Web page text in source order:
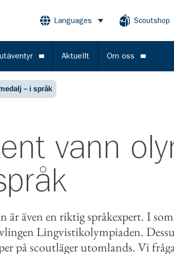
Languages Öppna menyScoutshop
Öppna meny
Aktuellt Om oss Öppna
– i språk
vann
är även en riktig språkexpert. I
Lingvistikolympiaden.
på scoutläger utomlands. Vi